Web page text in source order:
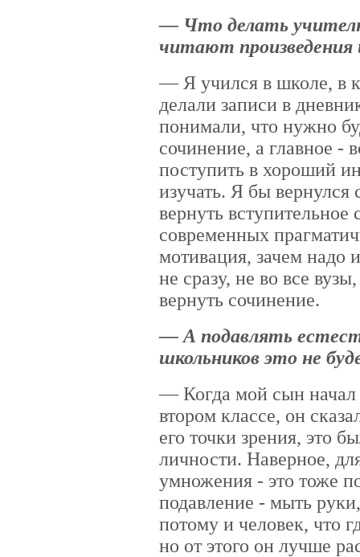
— Что делать
читают произведения
— Я учился в школе, в
делали записи в
понимали, что нужно
сочинение, а главное -
поступить в хороший
изучать. Я бы
вернуть
современных
мотивация, зачем надо
не сразу, не во все
вернуть сочинение.
— А подавлять
школьников это не
— Когда мой сын начал
втором классе, он
его точки зрения, это
личности. Наверное,
умножения - это тоже
подавление - мыть
потому и человек, что
но от этого он лучше